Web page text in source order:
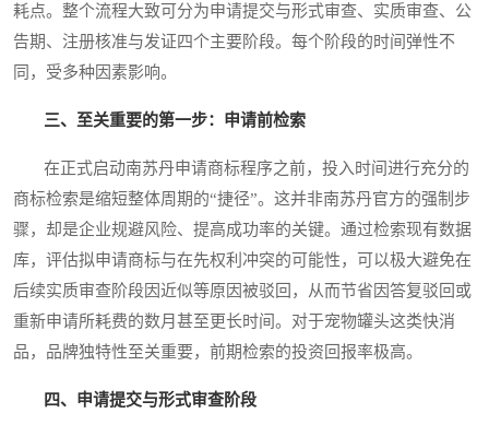
耗点。整个流程大致可分为申请提交与形式审查、实质审查、公
告期、注册核准与发证四个主要阶段。每个阶段的时间弹性不
同，受多种因素影响。
三、至关重要的第一步：申请前检索
在正式启动南苏丹申请商标程序之前，投入时间进行充分的
商标检索是缩短整体周期的“捷径”。这并非南苏丹官方的强制步
骤，却是企业规避风险、提高成功率的关键。通过检索现有数据
库，评估拟申请商标与在先权利冲突的可能性，可以极大避免在
后续实质审查阶段因近似等原因被驳回，从而节省因答复驳回或
重新申请所耗费的数月甚至更长时间。对于宠物罐头这类快消
品，品牌独特性至关重要，前期检索的投资回报率极高。
四、申请提交与形式审查阶段